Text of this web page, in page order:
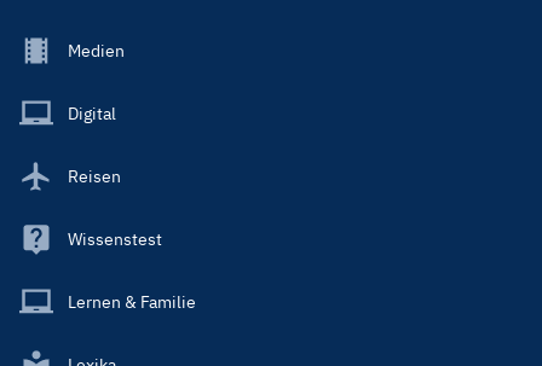
Footer
Main
Medien
Digital
Reisen
Wissenstest
Lernen & Familie